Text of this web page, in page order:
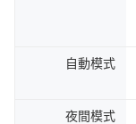
自動模式
夜間模式